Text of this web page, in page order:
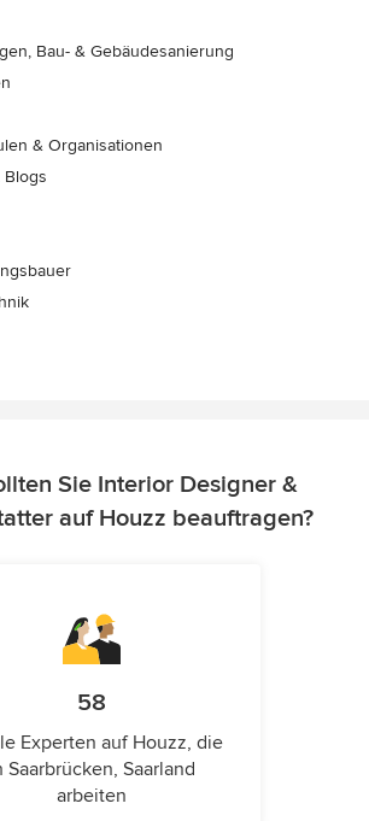
Bau- & Gebäudesanierung
& Organisationen
Blogs
Sie Interior Designer &
auf Houzz beauftragen?
58
Experten auf Houzz, die
Saarbrücken, Saarland
arbeiten